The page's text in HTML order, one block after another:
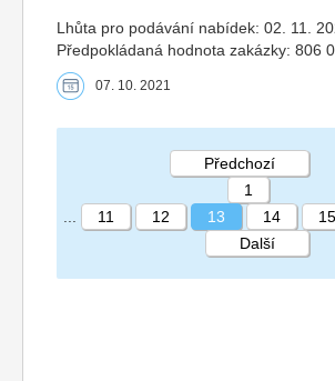
Lhůta pro podávání nabídek: 02. 11.
Předpokládaná hodnota zakázky: 806
07. 10. 2021
STRÁNKA 13 153
Předchozí
1
11 12 13 14 15
Další